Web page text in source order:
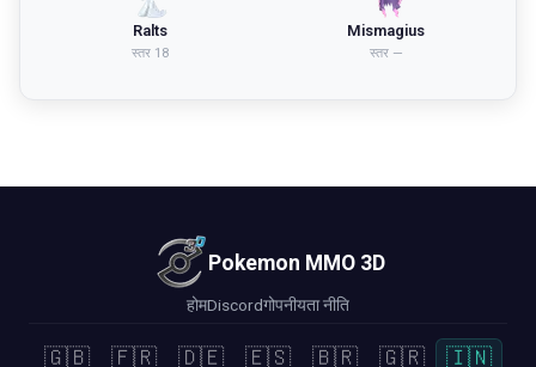
Ralts
स्तर 18
Mismagius
स्तर —
Pokemon MMO 3D
होमDiscordगोपनीयता नीति
🇬🇧 🇫🇷 🇩🇪 🇪🇸 🇧🇷 🇬🇷 🇮🇳